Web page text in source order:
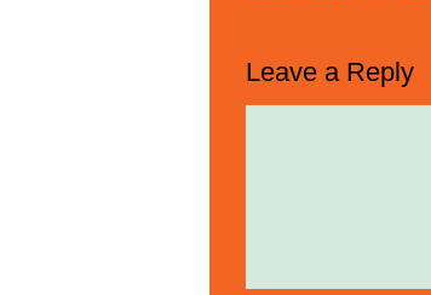
Leave a Reply